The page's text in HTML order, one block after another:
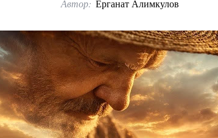
Автор: Ерганат Алимкулов